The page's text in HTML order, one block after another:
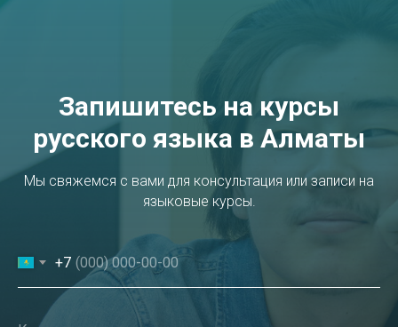
Запишитесь на курсы
русского языка в Алматы
Мы свяжемся с вами для консультация или записи на
языковые курсы.
+7